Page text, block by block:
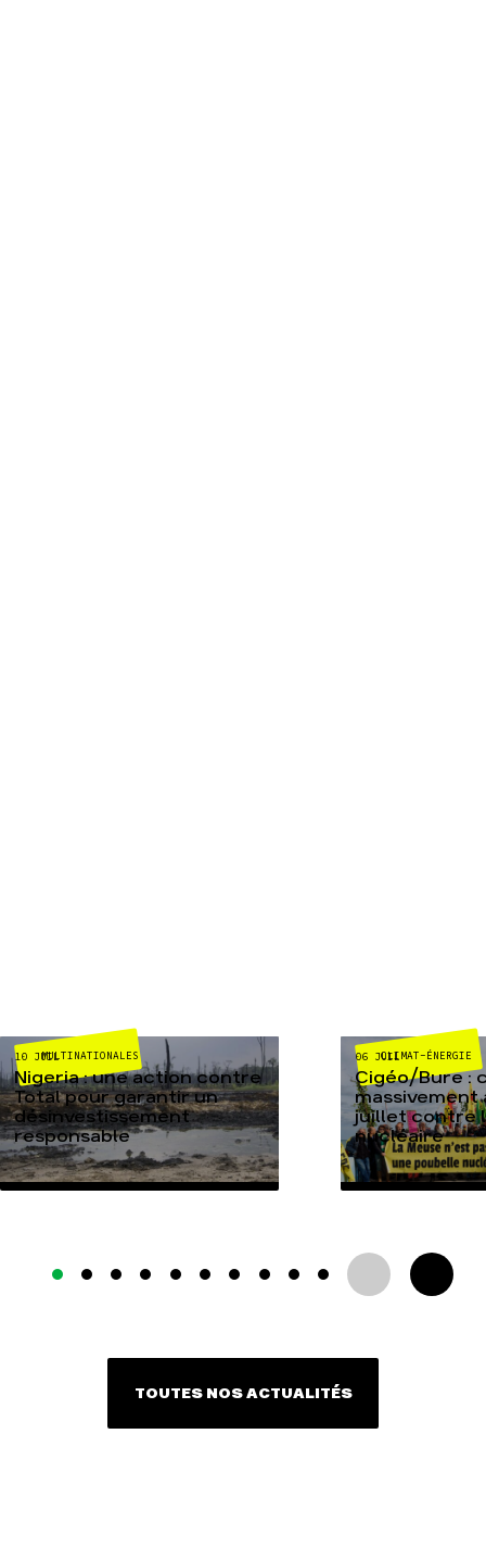
MULTINATIONALES
10 JUIL
Nigeria : une action contre
Total pour garantir un
désinvestissement
responsable
CLIMAT-ÉNERGIE
06 JUIL
Cigéo/Bure :
massivement
juillet contre
nucléaire
TOUTES NOS ACTUALITÉS